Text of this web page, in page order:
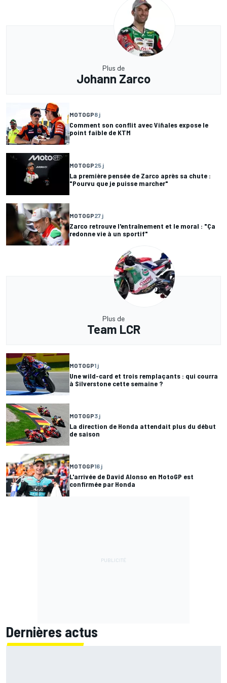
Plus de
Johann Zarco
MOTOGP8 j
Comment son conflit avec Viñales expose le
point faible de KTM
MOTOGP25 j
La première pensée de Zarco après sa chute :
"Pourvu que je puisse marcher"
MOTOGP27 j
Zarco retrouve l'entraînement et le moral : "Ça
redonne vie à un sportif"
Plus de
Team LCR
MOTOGP1 j
Une wild-card et trois remplaçants : qui courra
à Silverstone cette semaine ?
MOTOGP3 j
La direction de Honda attendait plus du début
de saison
MOTOGP16 j
L'arrivée de David Alonso en MotoGP est
confirmée par Honda
Dernières actus